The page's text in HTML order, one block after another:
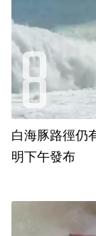
白海豚路徑仍
明下午發布